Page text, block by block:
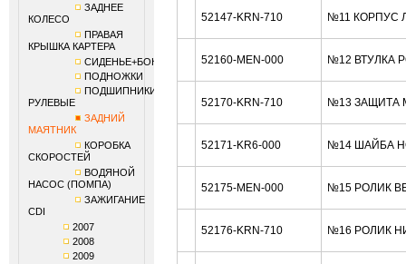
ЗАДНЕЕ
КОЛЕСО
ПРАВАЯ
КРЫШКА КАРТЕРА
СИДЕНЬЕ+БОКОВИНЫ
ПОДНОЖКИ
ПОДШИПНИКИ
РУЛЕВЫЕ
ЗАДНИЙ
МАЯТНИК
КОРОБКА
СКОРОСТЕЙ
ВОДЯНОЙ
НАСОС (ПОМПА)
ЗАЖИГАНИЕ
CDI
2007
2008
2009
52147-KRN-710 №11 КОРПУС
52160-MEN-000 №12 ВТУЛКА
52170-KRN-710 №13 ЗАЩИТА
52171-KR6-000 №14 ШАЙБА
52175-MEN-000 №15 РОЛИК
52176-KRN-710 №16 РОЛИК